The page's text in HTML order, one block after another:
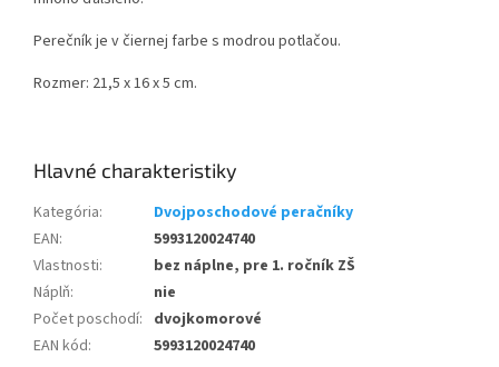
Perečník je v čiernej farbe s modrou potlačou.
Rozmer: 21,5 x 16 x 5 cm.
Kategória:
Dvojposchodové peračníky
EAN:
5993120024740
Vlastnosti:
bez náplne, pre 1. ročník ZŠ
Náplň:
nie
Počet poschodí: dvojkomorové
EAN kód: 5993120024740